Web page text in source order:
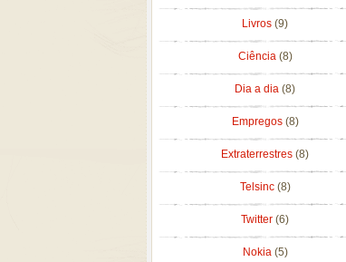
Livros (9)
Ciência (8)
Dia a dia (8)
Empregos (8)
Extraterrestres (8)
Telsinc (8)
Twitter (6)
Nokia (5)